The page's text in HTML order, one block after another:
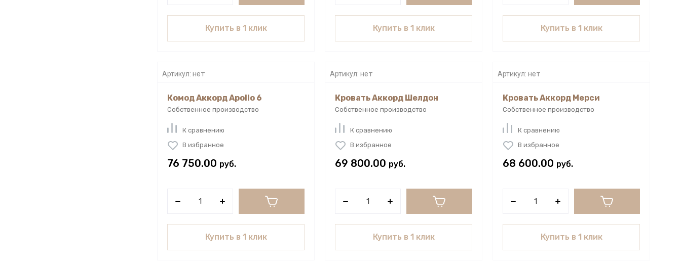
Купить в 1 клик Купить в 1 клик Купить в 1 клик
Артикул: нет
Комод Аккорд Apollo 6
Собственное производство
К сравнению
В избранное
76 750.00 руб.
Купить в 1 клик
Артикул: нет
Кровать Аккорд Шелдон
Собственное производство
К сравнению
В избранное
69 800.00 руб.
Купить в 1 клик
Артикул: нет
Кровать Аккорд Мерси
Собственное производство
К сравнению
В избранное
68 600.00 руб.
Купить в 1 клик